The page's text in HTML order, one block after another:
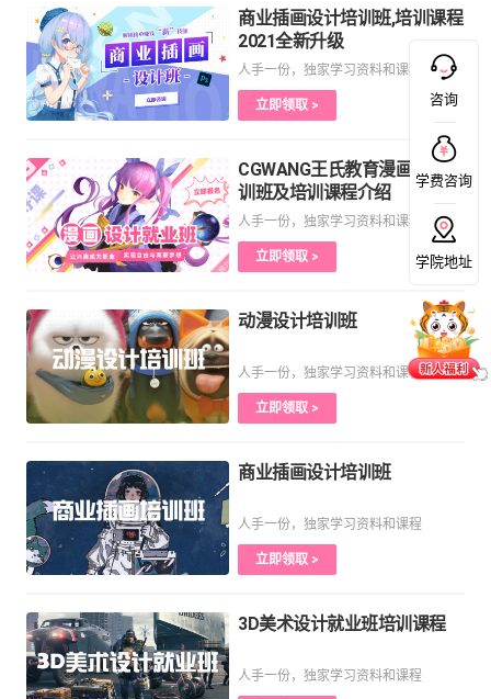
商业插画设计培训班,培训课程
2021全新升级
人手一份，独家学习资料和课程
立即领取 >
CGWANG王氏教育漫画设计培
训班及培训课程介绍
人手一份，独家学习资料和课程
立即领取 >
动漫设计培训班
人手一份，独家学习资料和课程
立即领取 >
商业插画设计培训班
人手一份，独家学习资料和课程
立即领取 >
3D美术设计就业班培训课程
人手一份，独家学习资料和课程
咨询
学费咨询
学院地址